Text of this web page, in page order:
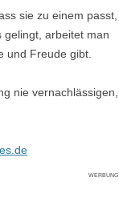
sie zu einem passt,
gelingt, arbeitet man
und Freude gibt.
nie vernachlässigen,
WERBUNG